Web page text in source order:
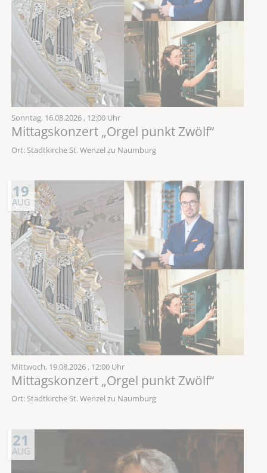
Sonntag, 16.08.2026 , 12:00 Uhr
Mittagskonzert „Orgel punkt Zwölf“
Ort: Stadtkirche St. Wenzel zu Naumburg
19
AUG
Mittwoch, 19.08.2026 , 12:00 Uhr
Mittagskonzert „Orgel punkt Zwölf“
Ort: Stadtkirche St. Wenzel zu Naumburg
21
AUG